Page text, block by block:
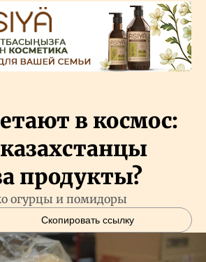
в космос:
продукты?
огурцы и помидоры
Скопировать ссылку